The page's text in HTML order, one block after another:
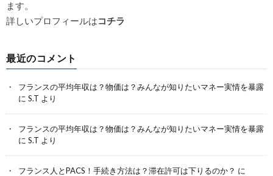
ます。
詳しいプロフィールはコチラ
最近のコメント
フランスの平均年収は？物価は？みんなが知りたいマネー実情を暴露
に S.T より
フランスの平均年収は？物価は？みんなが知りたいマネー実情を暴露
に S.T より
フランス人とPACS！手続き方法は？滞在許可は下りるのか？ に